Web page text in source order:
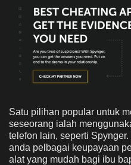
Satu pilihan popular untuk
seseorang ialah
telefon lain, seperti
anda pelbagai keupayaan
alat yang mudah bagi ibu